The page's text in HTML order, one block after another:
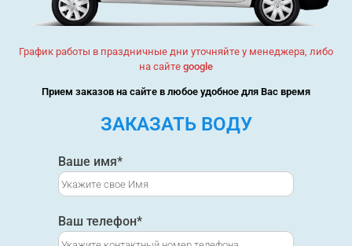
График работы в праздничные дни уточняйте у менеджера, либо
на сайте google
Прием заказов на сайте в любое удобное для Вас время
ЗАКАЗАТЬ ВОДУ
Ваше имя*
Ваш телефон*